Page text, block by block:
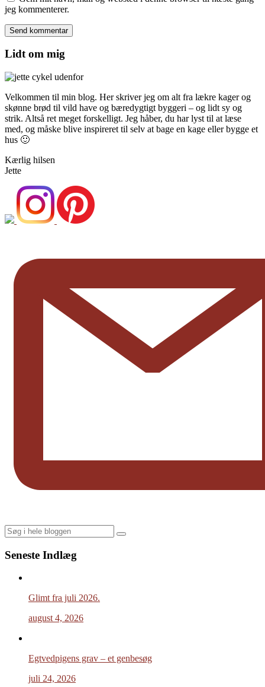
jeg kommenterer.
Lidt om mig
Velkommen til min blog. Her skriver jeg om alt fra lækre kager og
skønne brød til vild have og bæredygtigt byggeri – og lidt sy og
strik. Altså ret meget forskelligt. Jeg håber, du har lyst til at læse
med, og måske blive inspireret til selv at bage en kage eller bygge et
hus 🙂
Kærlig hilsen
Jette
Search
Seneste Indlæg
Glimt fra juli 2026.
august 4, 2026
Egtvedpigens grav – et genbesøg
juli 24, 2026